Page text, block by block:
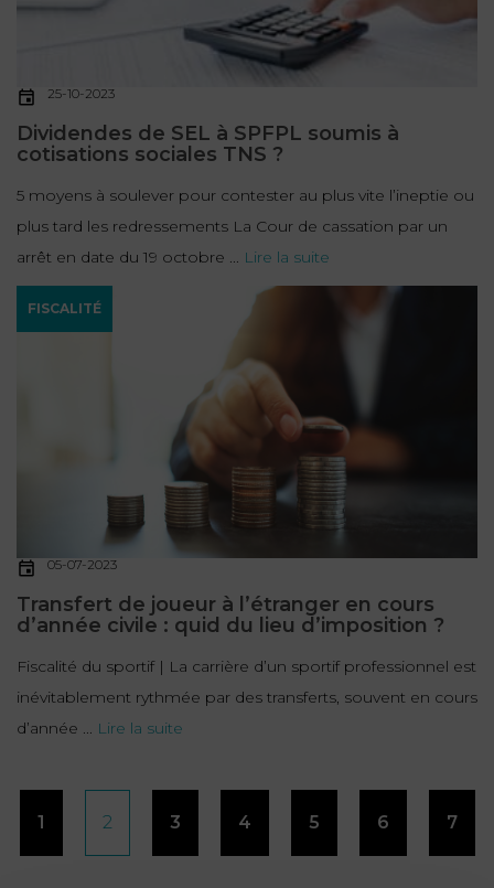
25-10-2023
Dividendes de SEL à SPFPL soumis à
cotisations sociales TNS ?
5 moyens à soulever pour contester au plus vite l’ineptie ou
plus tard les redressements La Cour de cassation par un
arrêt en date du 19 octobre ... Lire la suite
FISCALITÉ
05-07-2023
Transfert de joueur à l’étranger en cours
d’année civile : quid du lieu d’imposition ?
Fiscalité du sportif | La carrière d’un sportif professionnel est
inévitablement rythmée par des transferts, souvent en cours
d’année ... Lire la suite
Pagination
des
1 2 3 4 5 6 7